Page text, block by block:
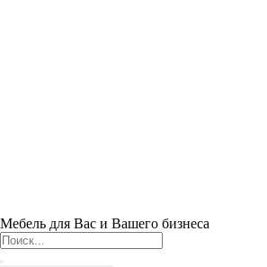
Мебель для Вас и Вашего бизнеса